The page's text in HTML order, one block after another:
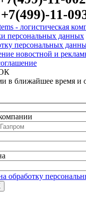
11-
- логистическая
персональных данных
персональных
новостной и
в ближайшее время и
обработку